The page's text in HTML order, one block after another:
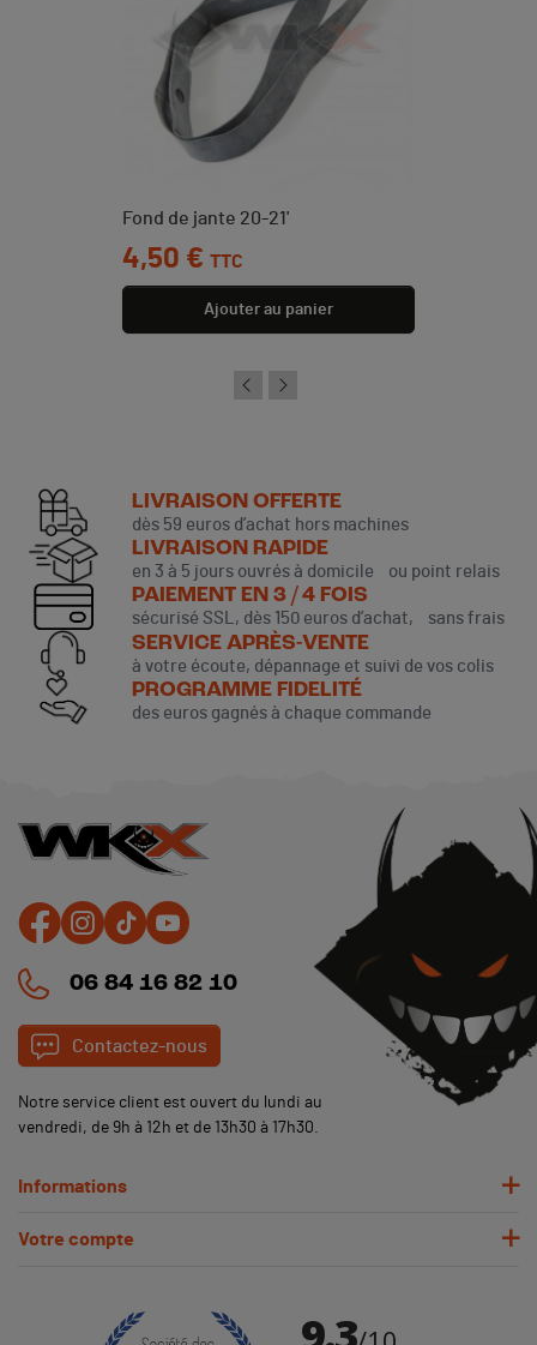
Fond de jante 20-21'
Prix
4,50 € TTC
Ajouter au panier
LIVRAISON OFFERTE
dès 59 euros d’achat hors machines
LIVRAISON RAPIDE
en 3 à 5 jours ouvrés à domicile ou point relais
PAIEMENT EN 3 / 4 FOIS
sécurisé SSL, dès 150 euros d’achat, sans frais
SERVICE APRÈS-VENTE
à votre écoute, dépannage et suivi de vos colis
PROGRAMME FIDELITÉ
des euros gagnés à chaque commande
06 84 16 82 10
Contactez-nous
Notre service client est ouvert du lundi au
vendredi, de 9h à 12h et de 13h30 à 17h30.
Informations
Votre compte